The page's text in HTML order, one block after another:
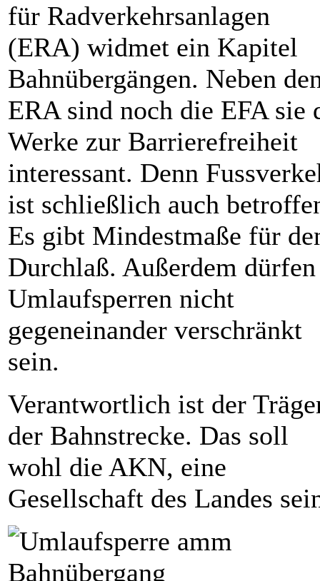
für Radverkehrsanlagen
(ERA) widmet ein Kapitel
Bahnübergängen. Neben
ERA sind noch die EFA sie
Werke zur Barrierefreiheit
interessant. Denn
ist schließlich auch
Es gibt Mindestmaße für
Durchlaß. Außerdem dürfen
Umlaufsperren nicht
gegeneinander verschränkt
sein.
Verantwortlich ist der
der Bahnstrecke. Das soll
wohl die AKN, eine
Gesellschaft des Landes